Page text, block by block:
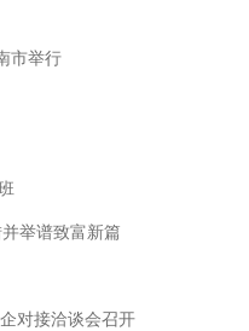
市举行
举谱致富新篇
对接洽谈会召开